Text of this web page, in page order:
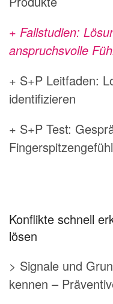
+ Fallstudien:
anspruchsvolle
+ S+P Leitfaden:
identifizieren
+ S+P Test:
Konflikte schnell
lösen
> Signale und
kennen –